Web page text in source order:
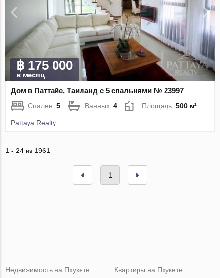
฿ 175 000
в месяц
Дом в Паттайе, Таиланд с 5 спальнями № 23997
Спален:5 Ванных:4 Площадь:500 м²
Pattaya Realty
1 - 24 из 1961
1
Недвижимость на Пхукете
Квартиры на Пхукете